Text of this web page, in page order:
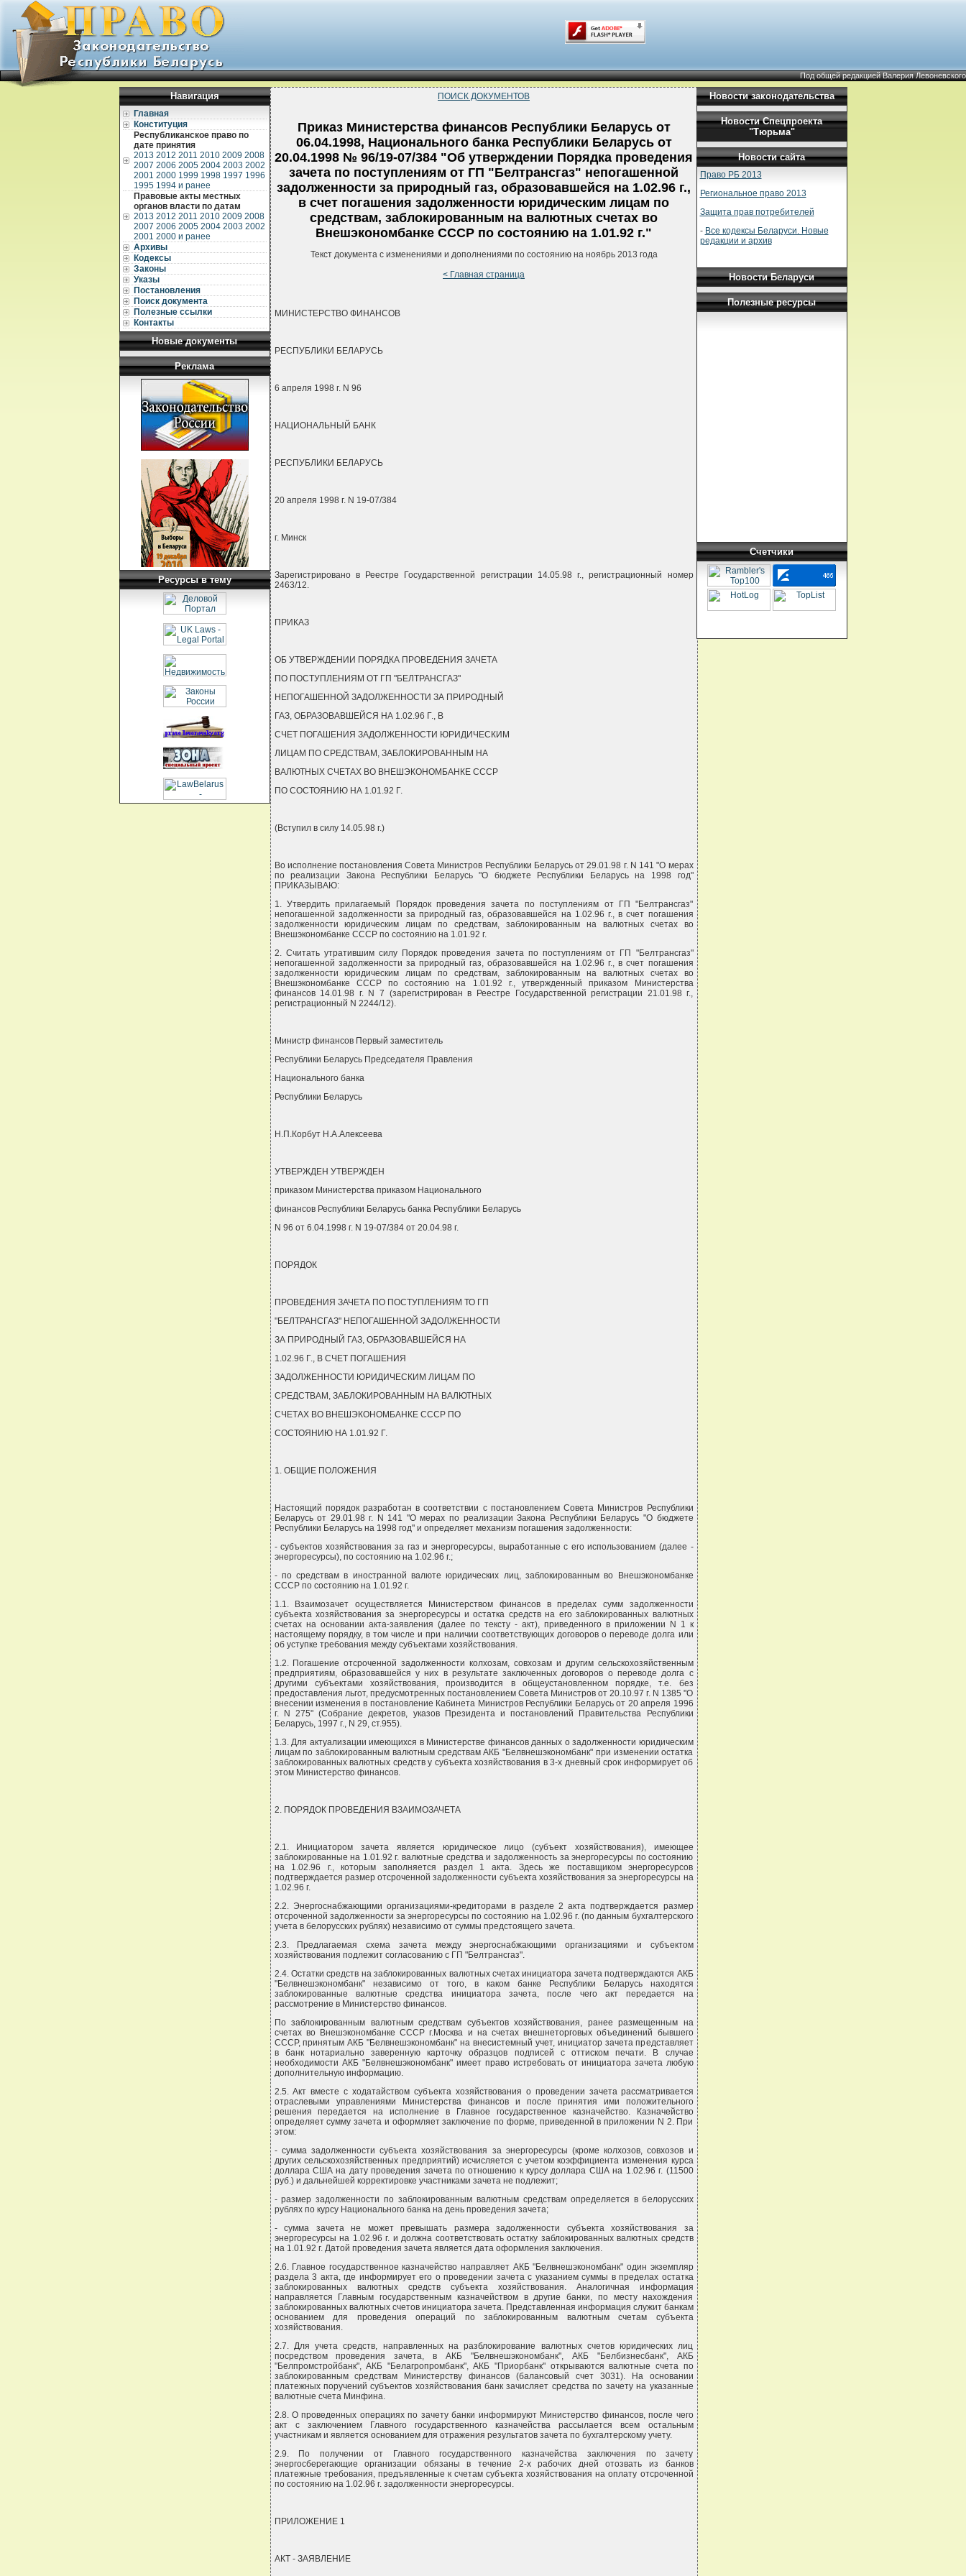
Под общей редакцией Валерия Левоневского
Навигация
Главная
Конституция
Республиканское право по
дате принятия
2013 2012 2011 2010 2009 2008
2007 2006 2005 2004 2003 2002
2001 2000 1999 1998 1997 1996
1995 1994 и ранее
Правовые акты местных
органов власти по датам
2013 2012 2011 2010 2009 2008
2007 2006 2005 2004 2003 2002
2001 2000 и ранее
Архивы
Кодексы
Законы
Указы
Постановления
Поиск документа
Полезные ссылки
Контакты
Новые документы
Реклама
Ресурсы в тему
ПОИСК ДОКУМЕНТОВ
Приказ Министерства финансов Республики Беларусь от
06.04.1998, Национального банка Республики Беларусь от
20.04.1998 № 96/19-07/384 "Об утверждении Порядка проведения
зачета по поступлениям от ГП "Белтрансгаз" непогашенной
задолженности за природный газ, образовавшейся на 1.02.96 г.,
в счет погашения задолженности юридическим лицам по
средствам, заблокированным на валютных счетах во
Внешэкономбанке СССР по состоянию на 1.01.92 г."
Текст документа с изменениями и дополнениями по состоянию на ноябрь 2013 года
< Главная страница
МИНИСТЕРСТВО ФИНАНСОВ
РЕСПУБЛИКИ БЕЛАРУСЬ
6 апреля 1998 г. N 96
НАЦИОНАЛЬНЫЙ БАНК
РЕСПУБЛИКИ БЕЛАРУСЬ
20 апреля 1998 г. N 19-07/384
г. Минск
Зарегистрировано в Реестре Государственной регистрации 14.05.98 г., регистрационный номер
2463/12.
ПРИКАЗ
ОБ УТВЕРЖДЕНИИ ПОРЯДКА ПРОВЕДЕНИЯ ЗАЧЕТА
ПО ПОСТУПЛЕНИЯМ ОТ ГП "БЕЛТРАНСГАЗ"
НЕПОГАШЕННОЙ ЗАДОЛЖЕННОСТИ ЗА ПРИРОДНЫЙ
ГАЗ, ОБРАЗОВАВШЕЙСЯ НА 1.02.96 Г., В
СЧЕТ ПОГАШЕНИЯ ЗАДОЛЖЕННОСТИ ЮРИДИЧЕСКИМ
ЛИЦАМ ПО СРЕДСТВАМ, ЗАБЛОКИРОВАННЫМ НА
ВАЛЮТНЫХ СЧЕТАХ ВО ВНЕШЭКОНОМБАНКЕ СССР
ПО СОСТОЯНИЮ НА 1.01.92 Г.
(Вступил в силу 14.05.98 г.)
Во исполнение постановления Совета Министров Республики Беларусь от 29.01.98 г. N 141 "О мерах
по реализации Закона Республики Беларусь "О бюджете Республики Беларусь на 1998 год"
ПРИКАЗЫВАЮ:
1. Утвердить прилагаемый Порядок проведения зачета по поступлениям от ГП "Белтрансгаз"
непогашенной задолженности за природный газ, образовавшейся на 1.02.96 г., в счет погашения
задолженности юридическим лицам по средствам, заблокированным на валютных счетах во
Внешэкономбанке СССР по состоянию на 1.01.92 г.
2. Считать утратившим силу Порядок проведения зачета по поступлениям от ГП "Белтрансгаз"
непогашенной задолженности за природный газ, образовавшейся на 1.02.96 г., в счет погашения
задолженности юридическим лицам по средствам, заблокированным на валютных счетах во
Внешэкономбанке СССР по состоянию на 1.01.92 г., утвержденный приказом Министерства
финансов 14.01.98 г. N 7 (зарегистрирован в Реестре Государственной регистрации 21.01.98 г.,
регистрационный N 2244/12).
Министр финансов Первый заместитель
Республики Беларусь Председателя Правления
Национального банка
Республики Беларусь
Н.П.Корбут Н.А.Алексеева
УТВЕРЖДЕН УТВЕРЖДЕН
приказом Министерства приказом Национального
финансов Республики Беларусь банка Республики Беларусь
N 96 от 6.04.1998 г. N 19-07/384 от 20.04.98 г.
ПОРЯДОК
ПРОВЕДЕНИЯ ЗАЧЕТА ПО ПОСТУПЛЕНИЯМ ТО ГП
"БЕЛТРАНСГАЗ" НЕПОГАШЕННОЙ ЗАДОЛЖЕННОСТИ
ЗА ПРИРОДНЫЙ ГАЗ, ОБРАЗОВАВШЕЙСЯ НА
1.02.96 Г., В СЧЕТ ПОГАШЕНИЯ
ЗАДОЛЖЕННОСТИ ЮРИДИЧЕСКИМ ЛИЦАМ ПО
СРЕДСТВАМ, ЗАБЛОКИРОВАННЫМ НА ВАЛЮТНЫХ
СЧЕТАХ ВО ВНЕШЭКОНОМБАНКЕ СССР ПО
СОСТОЯНИЮ НА 1.01.92 Г.
1. ОБЩИЕ ПОЛОЖЕНИЯ
Настоящий порядок разработан в соответствии с постановлением Совета Министров Республики
Беларусь от 29.01.98 г. N 141 "О мерах по реализации Закона Республики Беларусь "О бюджете
Республики Беларусь на 1998 год" и определяет механизм погашения задолженности:
- субъектов хозяйствования за газ и энергоресурсы, выработанные с его использованием (далее -
энергоресурсы), по состоянию на 1.02.96 г.;
- по средствам в иностранной валюте юридических лиц, заблокированным во Внешэкономбанке
СССР по состоянию на 1.01.92 г.
1.1. Взаимозачет осуществляется Министерством финансов в пределах сумм задолженности
субъекта хозяйствования за энергоресурсы и остатка средств на его заблокированных валютных
счетах на основании акта-заявления (далее по тексту - акт), приведенного в приложении N 1 к
настоящему порядку, в том числе и при наличии соответствующих договоров о переводе долга или
об уступке требования между субъектами хозяйствования.
1.2. Погашение отсроченной задолженности колхозам, совхозам и другим сельскохозяйственным
предприятиям, образовавшейся у них в результате заключенных договоров о переводе долга с
другими субъектами хозяйствования, производится в общеустановленном порядке, т.е. без
предоставления льгот, предусмотренных постановлением Совета Министров от 20.10.97 г. N 1385 "О
внесении изменения в постановление Кабинета Министров Республики Беларусь от 20 апреля 1996
г. N 275" (Собрание декретов, указов Президента и постановлений Правительства Республики
Беларусь, 1997 г., N 29, ст.955).
1.3. Для актуализации имеющихся в Министерстве финансов данных о задолженности юридическим
лицам по заблокированным валютным средствам АКБ "Белвнешэкономбанк" при изменении остатка
заблокированных валютных средств у субъекта хозяйствования в 3-х дневный срок информирует об
этом Министерство финансов.
2. ПОРЯДОК ПРОВЕДЕНИЯ ВЗАИМОЗАЧЕТА
2.1. Инициатором зачета является юридическое лицо (субъект хозяйствования), имеющее
заблокированные на 1.01.92 г. валютные средства и задолженность за энергоресурсы по состоянию
на 1.02.96 г., которым заполняется раздел 1 акта. Здесь же поставщиком энергоресурсов
подтверждается размер отсроченной задолженности субъекта хозяйствования за энергоресурсы на
1.02.96 г.
2.2. Энергоснабжающими организациями-кредиторами в разделе 2 акта подтверждается размер
отсроченной задолженности за энергоресурсы по состоянию на 1.02.96 г. (по данным бухгалтерского
учета в белорусских рублях) независимо от суммы предстоящего зачета.
2.3. Предлагаемая схема зачета между энергоснабжающими организациями и субъектом
хозяйствования подлежит согласованию с ГП "Белтрансгаз".
2.4. Остатки средств на заблокированных валютных счетах инициатора зачета подтверждаются АКБ
"Белвнешэкономбанк" независимо от того, в каком банке Республики Беларусь находятся
заблокированные валютные средства инициатора зачета, после чего акт передается на
рассмотрение в Министерство финансов.
По заблокированным валютным средствам субъектов хозяйствования, ранее размещенным на
счетах во Внешэкономбанке СССР г.Москва и на счетах внешнеторговых объединений бывшего
СССР, принятым АКБ "Белвнешэкономбанк" на внесистемный учет, инициатор зачета представляет
в банк нотариально заверенную карточку образцов подписей с оттиском печати. В случае
необходимости АКБ "Белвнешэкономбанк" имеет право истребовать от инициатора зачета любую
дополнительную информацию.
2.5. Акт вместе с ходатайством субъекта хозяйствования о проведении зачета рассматривается
отраслевыми управлениями Министерства финансов и после принятия ими положительного
решения передается на исполнение в Главное государственное казначейство. Казначейство
определяет сумму зачета и оформляет заключение по форме, приведенной в приложении N 2. При
этом:
- сумма задолженности субъекта хозяйствования за энергоресурсы (кроме колхозов, совхозов и
других сельскохозяйственных предприятий) исчисляется с учетом коэффициента изменения курса
доллара США на дату проведения зачета по отношению к курсу доллара США на 1.02.96 г. (11500
руб.) и дальнейшей корректировке участниками зачета не подлежит;
- размер задолженности по заблокированным валютным средствам определяется в белорусских
рублях по курсу Национального банка на день проведения зачета;
- сумма зачета не может превышать размера задолженности субъекта хозяйствования за
энергоресурсы на 1.02.96 г. и должна соответствовать остатку заблокированных валютных средств
на 1.01.92 г. Датой проведения зачета является дата оформления заключения.
2.6. Главное государственное казначейство направляет АКБ "Белвнешэкономбанк" один экземпляр
раздела 3 акта, где информирует его о проведении зачета с указанием суммы в пределах остатка
заблокированных валютных средств субъекта хозяйствования. Аналогичная информация
направляется Главным государственным казначейством в другие банки, по месту нахождения
заблокированных валютных счетов инициатора зачета. Представленная информация служит банкам
основанием для проведения операций по заблокированным валютным счетам субъекта
хозяйствования.
2.7. Для учета средств, направленных на разблокирование валютных счетов юридических лиц
посредством проведения зачета, в АКБ "Белвнешэкономбанк", АКБ "Белбизнесбанк", АКБ
"Белпромстройбанк", АКБ "Белагропромбанк", АКБ "Приорбанк" открываются валютные счета по
заблокированным средствам Министерству финансов (балансовый счет 3031). На основании
платежных поручений субъектов хозяйствования банк зачисляет средства по зачету на указанные
валютные счета Минфина.
2.8. О проведенных операциях по зачету банки информируют Министерство финансов, после чего
акт с заключением Главного государственного казначейства рассылается всем остальным
участникам и является основанием для отражения результатов зачета по бухгалтерскому учету.
2.9. По получении от Главного государственного казначейства заключения по зачету
энергосберегающие организации обязаны в течение 2-х рабочих дней отозвать из банков
платежные требования, предъявленные к счетам субъекта хозяйствования на оплату отсроченной
по состоянию на 1.02.96 г. задолженности энергоресурсы.
ПРИЛОЖЕНИЕ 1
АКТ - ЗАЯВЛЕНИЕ
Новости законодательства
Новости Спецпроекта
"Тюрьма"
Новости сайта
Право РБ 2013
Региональное право 2013
Защита прав потребителей
- Все кодексы Беларуси. Новые
редакции и архив
Новости Беларуси
Полезные ресурсы
Счетчики